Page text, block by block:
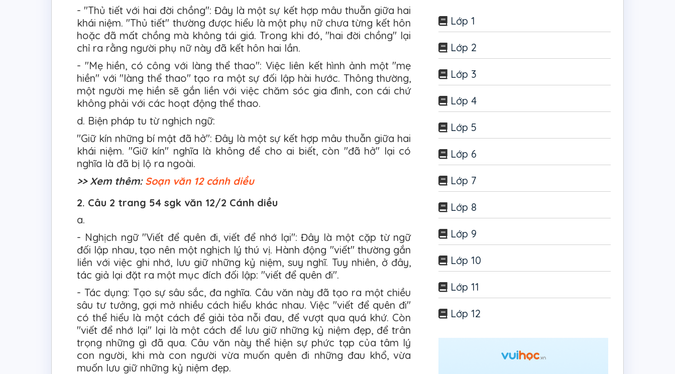
- "Thủ tiết với hai đời chồng": Đây là một sự kết hợp mâu thuẫn giữa hai
khái niệm. "Thủ tiết" thường được hiểu là một phụ nữ chưa từng kết hôn
hoặc đã mất chồng mà không tái giá. Trong khi đó, "hai đời chồng" lại
chỉ ra rằng người phụ nữ này đã kết hôn hai lần.
- "Mẹ hiền, có công với làng thể thao": Việc liên kết hình ảnh một "mẹ
hiền" với "làng thể thao" tạo ra một sự đối lập hài hước. Thông thường,
một người mẹ hiền sẽ gắn liền với việc chăm sóc gia đình, con cái chứ
không phải với các hoạt động thể thao.
d. Biện pháp tu từ nghịch ngữ:
"Giữ kín những bí mật đã hở": Đây là một sự kết hợp mâu thuẫn giữa hai
khái niệm. "Giữ kín" nghĩa là không để cho ai biết, còn "đã hở" lại có
nghĩa là đã bị lộ ra ngoài.
>> Xem thêm: Soạn văn 12 cánh diều
2. Câu 2 trang 54 sgk văn 12/2 Cánh diều
a.
- Nghịch ngữ "Viết để quên đi, viết để nhớ lại": Đây là một cặp từ ngữ
đối lập nhau, tạo nên một nghịch lý thú vị. Hành động "viết" thường gắn
liền với việc ghi nhớ, lưu giữ những kỷ niệm, suy nghĩ. Tuy nhiên, ở đây,
tác giả lại đặt ra một mục đích đối lập: "viết để quên đi".
- Tác dụng: Tạo sự sâu sắc, đa nghĩa. Câu văn này đã tạo ra một chiều
sâu tư tưởng, gợi mở nhiều cách hiểu khác nhau. Việc "viết để quên đi"
có thể hiểu là một cách để giải tỏa nỗi đau, để vượt qua quá khứ. Còn
"viết để nhớ lại" lại là một cách để lưu giữ những kỷ niệm đẹp, để trân
trọng những gì đã qua. Câu văn này thể hiện sự phức tạp của tâm lý
con người, khi mà con người vừa muốn quên đi những đau khổ, vừa
muốn lưu giữ những kỷ niệm đẹp.
Lớp 1
Lớp 2
Lớp 3
Lớp 4
Lớp 5
Lớp 6
Lớp 7
Lớp 8
Lớp 9
Lớp 10
Lớp 11
Lớp 12